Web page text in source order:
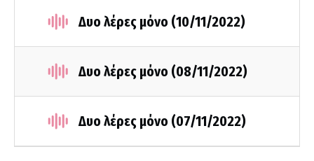
Δυο λέρες μόνο (10/11/2022)
Δυο λέρες μόνο (08/11/2022)
Δυο λέρες μόνο (07/11/2022)